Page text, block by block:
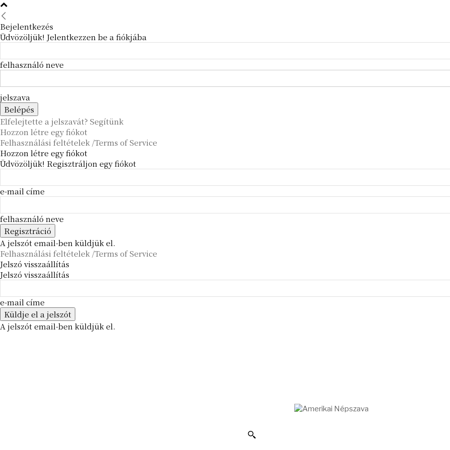
Bejelentkezés
Üdvözöljük! Jelentkezzen be a fiókjába
felhasználó neve
jelszava
Elfelejtette a jelszavát? Segítünk
Hozzon létre egy fiókot
Felhasználási feltételek /Terms of Service
Hozzon létre egy fiókot
Üdvözöljük! Regisztráljon egy fiókot
e-mail címe
felhasználó neve
A jelszót email-ben küldjük el.
Felhasználási feltételek /Terms of Service
Jelszó visszaállítás
Jelszó visszaállítás
e-mail címe
A jelszót email-ben küldjük el.